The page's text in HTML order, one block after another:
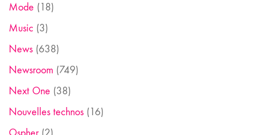
Mode (18)
Music (3)
News (638)
Newsroom (749)
Next One (38)
Nouvelles technos (16)